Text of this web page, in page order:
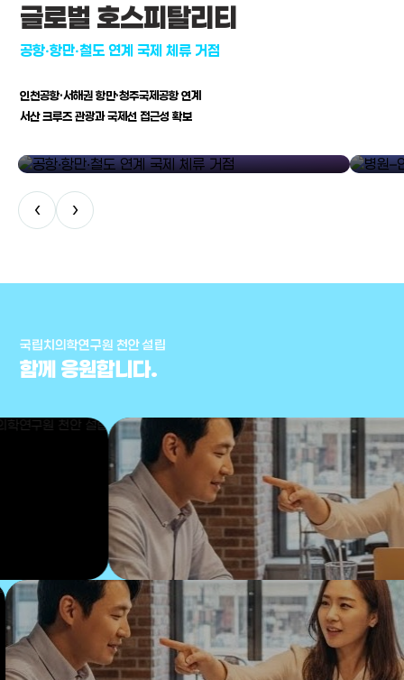
글로벌 호스피탈리티
공항·항만·철도 연계 국제 체류 거점
인천공항·서해권 항만·청주국제공항 연계
서산 크루즈 관광과 국제선 접근성 확보
‹ ›
국립치의학연구원 천안 설립
함께 응원합니다.